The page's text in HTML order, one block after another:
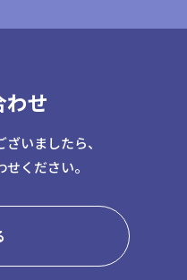
わせ
いましたら、
ください。